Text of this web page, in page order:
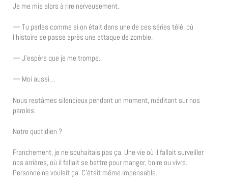
Je me mis alors à rire nerveusement.
— Tu parles comme si on était dans une de ces séries télé, où
l’histoire se passe après une attaque de zombie.
— J’espère que je me trompe.
— Moi aussi…
Nous restâmes silencieux pendant un moment, méditant sur nos
paroles.
Notre quotidien ?
Franchement, je ne souhaitais pas ça. Une vie où il fallait surveiller
nos arrières, où il fallait se battre pour manger, boire ou vivre.
Personne ne voulait ça. C’était même impensable.